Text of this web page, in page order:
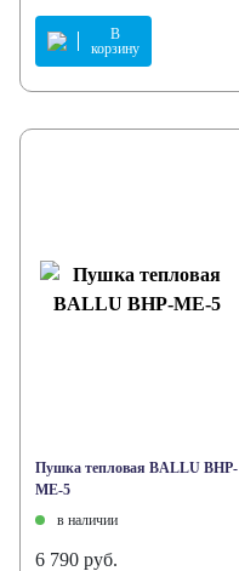
В
корзину
Пушка тепловая BALLU BHP-
ME-5
в наличии
6 790 руб.